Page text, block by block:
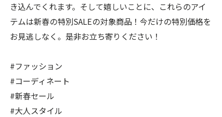
き込んでくれます。そして嬉しいことに、これらのアイ
テムは新春の特別SALEの対象商品！今だけの特別価格を
お見逃しなく。是非お立ち寄りください！
#ファッション
#コーディネート
#新春セール
#大人スタイル